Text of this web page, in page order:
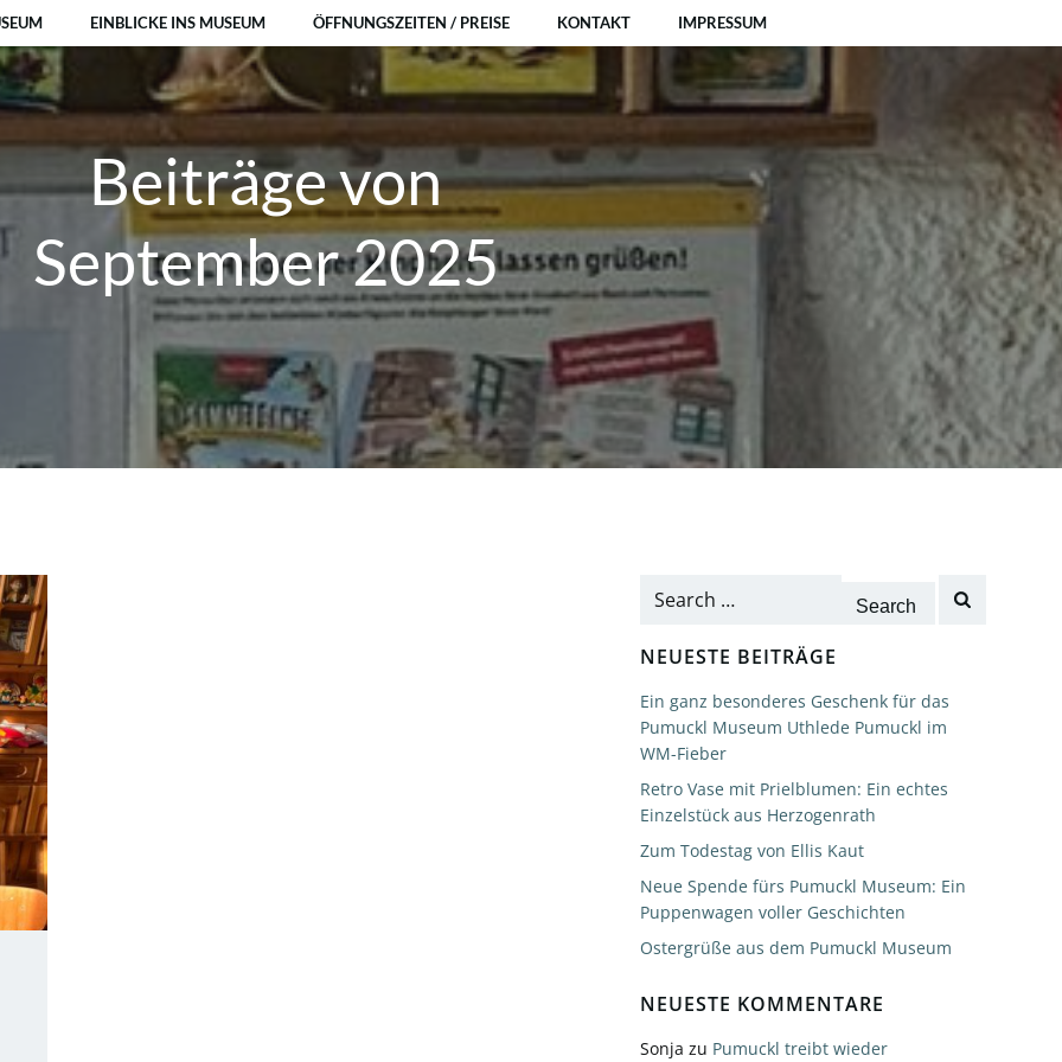
EINBLICKE INS MUSEUM ÖFFNUNGSZEITEN / PREISE KONTAKT IMPRESSUM
Beiträge von
September 2025
Search
NEUESTE BEITRÄGE
Ein ganz besonderes Geschenk für das
Pumuckl Museum Uthlede Pumuckl im
WM-Fieber
Retro Vase mit Prielblumen: Ein echtes
Einzelstück aus Herzogenrath
Zum Todestag von Ellis Kaut
Neue Spende fürs Pumuckl Museum: Ein
Puppenwagen voller Geschichten
Ostergrüße aus dem Pumuckl Museum
NEUESTE KOMMENTARE
Sonja zu Pumuckl treibt wieder